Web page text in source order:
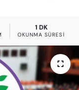
1 DK
OKUNMA SÜRESI